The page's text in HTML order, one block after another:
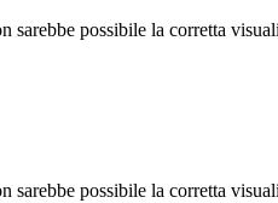
possibile la corretta
possibile la corretta